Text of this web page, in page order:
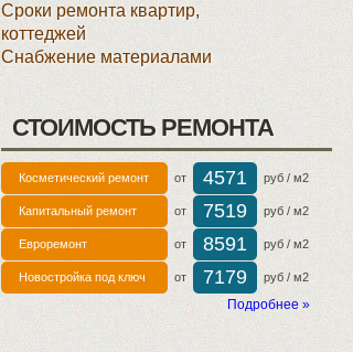
Сроки ремонта квартир,
коттеджей
Снабжение материалами
СТОИМОСТЬ РЕМОНТА
Косметический ремонт от 4571 руб / м2
Капитальный ремонт от 7519 руб / м2
Евроремонт от 8591 руб / м2
Новостройка под ключ от 7179 руб / м2
Подробнее »